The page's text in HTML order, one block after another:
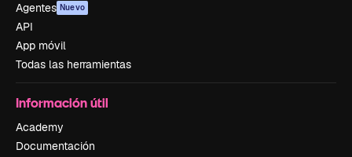
Agentes Nuevo
API
App móvil
Todas las herramientas
Información útil
Academy
Documentación